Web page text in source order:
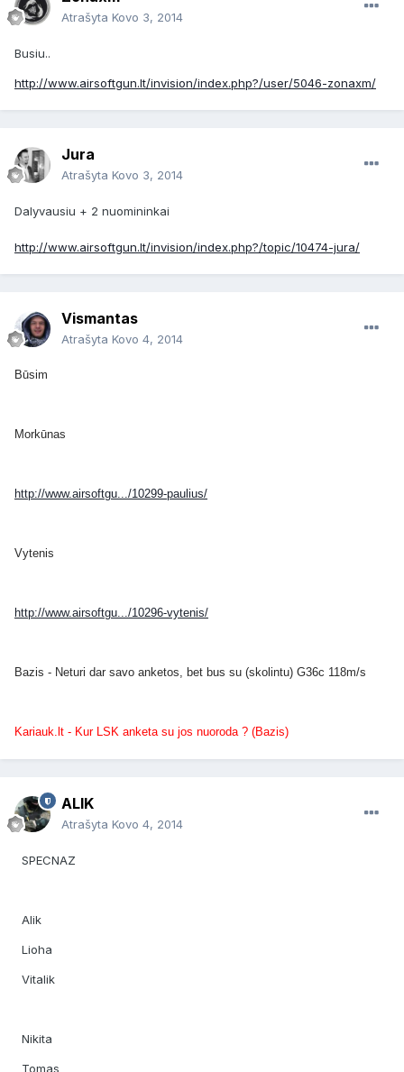
Atrašyta Kovo 3, 2014
Busiu..
http://www.airsoftgun.lt/invision/index.php?/user/5046-zonaxm/
Jura
Atrašyta Kovo 3, 2014
Dalyvausiu + 2 nuomininkai
http://www.airsoftgun.lt/invision/index.php?/topic/10474-jura/
Vismantas
Atrašyta Kovo 4, 2014
Būsim
Morkūnas
http://www.airsoftgu.../10299-paulius/
Vytenis
http://www.airsoftgu.../10296-vytenis/
Bazis - Neturi dar savo anketos, bet bus su (skolintu) G36c 118m/s
Kariauk.lt - Kur LSK anketa su jos nuoroda ? (Bazis)
ALIK
Atrašyta Kovo 4, 2014
SPECNAZ
Alik
Lioha
Vitalik
Nikita
Tomas